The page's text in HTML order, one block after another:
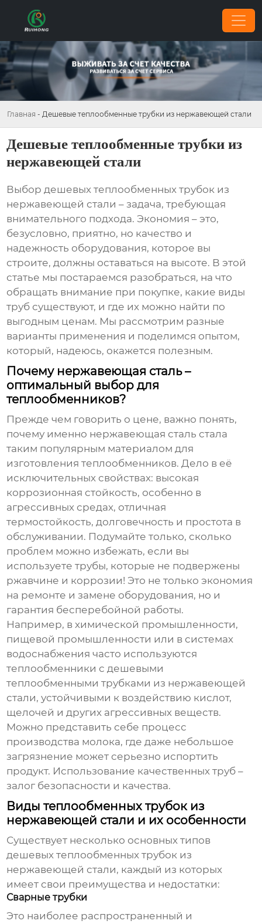
Главная - Дешевые теплообменные трубки из нержавеющей стали
Дешевые теплообменные трубки из
нержавеющей стали
Выбордешевых теплообменных трубок из
нержавеющей стали – задача, требующая
внимательного подхода. Экономия – это,
безусловно, приятно, но качество и
надежность оборудования, которое вы
строите, должны оставаться на высоте. В этой
статье мы постараемся разобраться, на что
обращать внимание при покупке, какие виды
труб существуют, и где их можно найти по
выгодным ценам. Мы рассмотрим разные
варианты применения и поделимся опытом,
который, надеюсь, окажется полезным.
Почему нержавеющая сталь –
оптимальный выбор для
теплообменников?
Прежде чем говорить о цене, важно понять,
почему именно нержавеющая сталь стала
таким популярным материалом для
изготовления теплообменников. Дело в её
исключительных свойствах: высокая
коррозионная стойкость, особенно в
агрессивных средах, отличная
термостойкость, долговечность и простота в
обслуживании. Подумайте только, сколько
проблем можно избежать, если вы
используете трубы, которые не подвержены
ржавчине и коррозии! Это не только экономия
на ремонте и замене оборудования, но и
гарантия бесперебойной работы.
Например, в химической промышленности,
пищевой промышленности или в системах
водоснабжения часто используются
теплообменники сдешевыми
теплообменными трубками из нержавеющей
стали, устойчивыми к воздействию кислот,
щелочей и других агрессивных веществ.
Можно представить себе процесс
производства молока, где даже небольшое
загрязнение может серьезно испортить
продукт. Использование качественных труб –
залог безопасности и качества.
Виды теплообменных трубок из
нержавеющей стали и их особенности
Существует несколько основных типов
дешевых теплообменных трубок из
нержавеющей стали, каждый из которых
имеет свои преимущества и недостатки:
Сварные трубки
Это наиболее распространенный и